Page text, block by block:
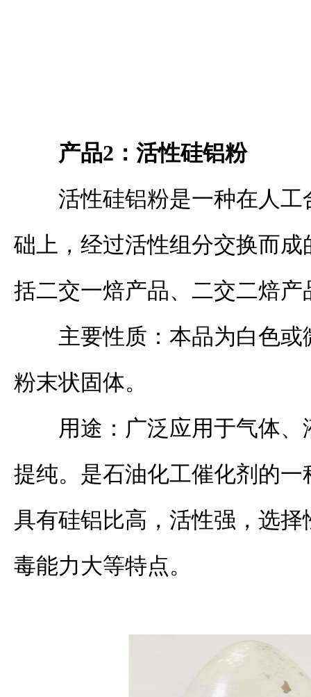
产品2 ：活性硅铝粉
活性硅铝粉是一种在人
础上，经过活性组分交换而
括二交一焙产品、二交二焙
主要性质：本品为白色
粉末状固体。
用途：广泛应用于气体
提纯。是石油化工催化剂的
具有硅铝比高，活性强，选
毒能力大等特点。